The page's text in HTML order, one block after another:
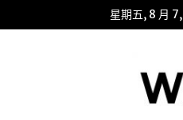
星期五, 8 月
招
財
貓